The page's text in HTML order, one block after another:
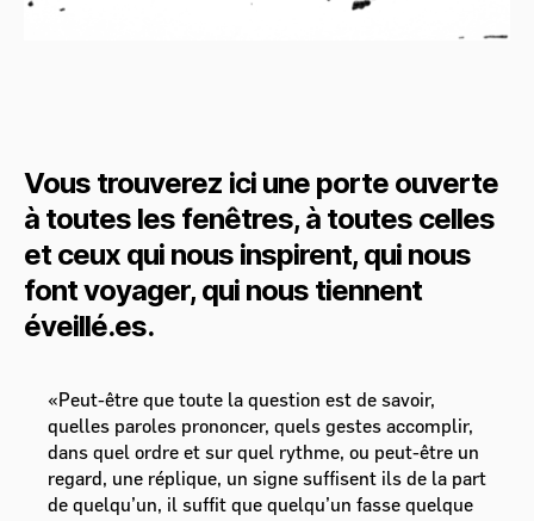
Vous trouverez ici une porte ouverte
à toutes les fenêtres, à toutes celles
et ceux qui nous inspirent, qui nous
font voyager, qui nous tiennent
éveillé.es.
«Peut-être que toute la question est de savoir,
quelles paroles prononcer, quels gestes accomplir,
dans quel ordre et sur quel rythme, ou peut-être un
regard, une réplique, un signe suffisent ils de la part
de quelqu’un, il suffit que quelqu’un fasse quelque